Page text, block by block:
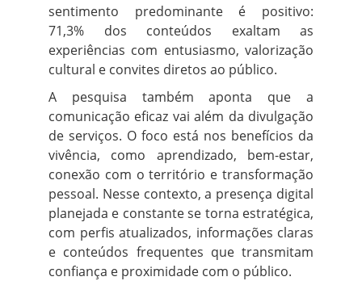
sentimento predominante é positivo:
71,3% dos conteúdos exaltam as
experiências com entusiasmo, valorização
cultural e convites diretos ao público.
A pesquisa também aponta que a
comunicação eficaz vai além da divulgação
de serviços. O foco está nos benefícios da
vivência, como aprendizado, bem-estar,
conexão com o território e transformação
pessoal. Nesse contexto, a presença digital
planejada e constante se torna estratégica,
com perfis atualizados, informações claras
e conteúdos frequentes que transmitam
confiança e proximidade com o público.